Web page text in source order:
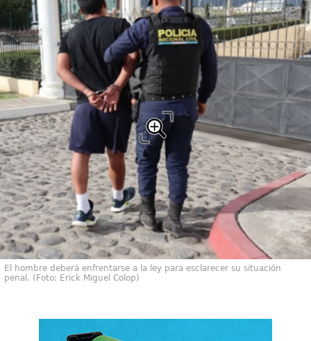
El hombre deberá enfrentarse a la ley para esclarecer su situación
penal. (Foto: Erick Miguel Colop)